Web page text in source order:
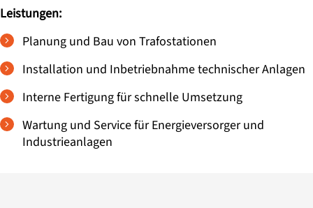
Leistungen:
Planung und Bau von Trafostationen
Installation und Inbetriebnahme technischer Anlagen
Interne Fertigung für schnelle Umsetzung
Wartung und Service für Energieversorger und
Industrieanlagen